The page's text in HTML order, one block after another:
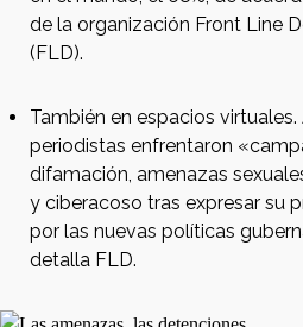
de la organización Front Line
(FLD).
También en espacios
periodistas enfrentaron
difamación, amenazas
y ciberacoso tras expresar su
por las nuevas políticas
detalla FLD.